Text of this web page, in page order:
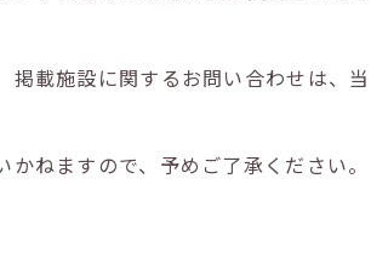
載施設に関するお問い合わせは、当
ねますので、予めご了承ください。